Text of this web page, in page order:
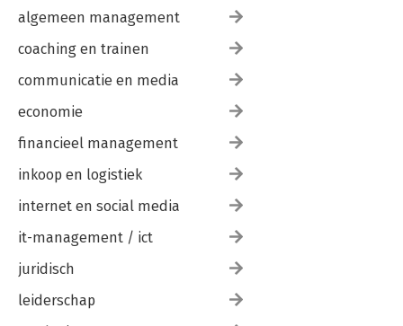
algemeen management
coaching en trainen
communicatie en media
economie
financieel management
inkoop en logistiek
internet en social media
it-management / ict
juridisch
leiderschap